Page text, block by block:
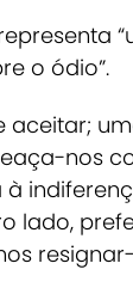
o ódio”.
aceitar;
nos
lado,